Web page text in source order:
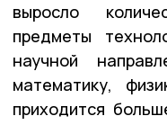
выросло
предметы
научной
математику,
приходится